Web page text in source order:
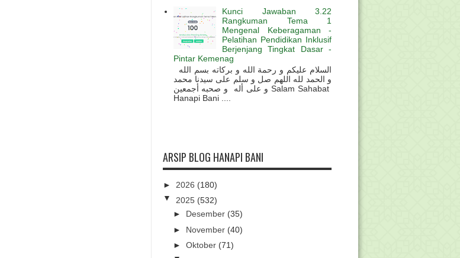
Kunci Jawaban 3.22
Rangkuman Tema 1
Mengenal Keberagaman -
Pelatihan Pendidikan Inklusif
Berjenjang Tingkat Dasar -
Pintar Kemenag
و الحمد لله اللهم صل و سلم على سيدنا محمد
و على أله و صحبه أجمعين Salam Sahabat
Hanapi Bani ....
ARSIP BLOG HANAPI BANI
► 2026 (180)
▼ 2025 (532)
► Desember (35)
► November (40)
► Oktober (71)